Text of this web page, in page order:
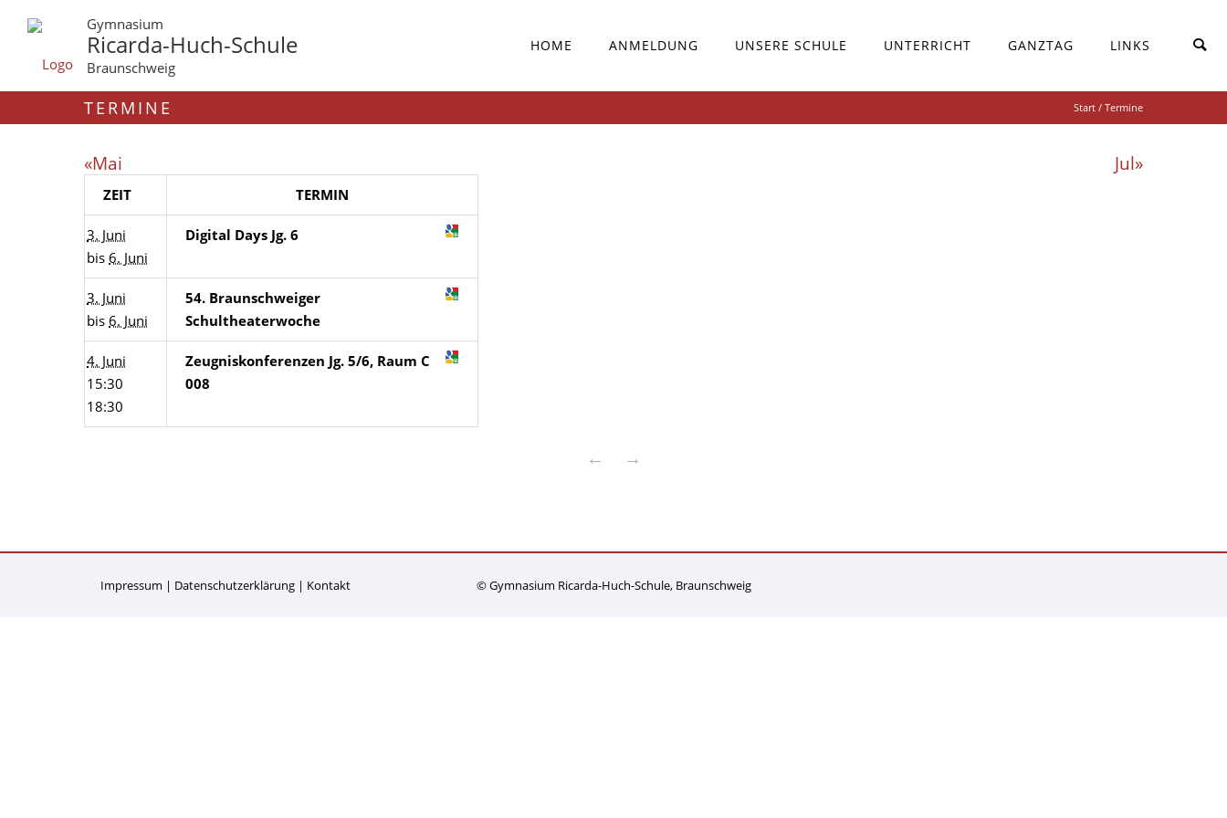
Gymnasium
Ricarda-Huch-Schule
Braunschweig
HOME ANMELDUNG UNSERE SCHULE UNTERRICHT GANZTAG LINKS
TERMINE Start / Termine
«Mai Jul»
ZEIT TERMIN
3. Juni
bis 6. Juni
Digital Days Jg. 6
3. Juni
bis 6. Juni
54. Braunschweiger
Schultheaterwoche
4. Juni
15:30
18:30
Zeugniskonferenzen Jg. 5/6, Raum C
008
← →
Impressum Datenschutzerklärung Kontakt © Gymnasium Ricarda-Huch-Schule, Braunschweig